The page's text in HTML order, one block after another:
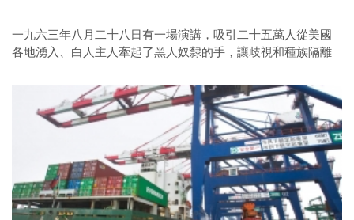
一九六三年八月二十八日有一場演講，吸引二十五萬人從美國
各地湧入、白人主人牽起了黑人奴隸的手，讓歧視和種族隔離
是金恩的《我有一個夢》。